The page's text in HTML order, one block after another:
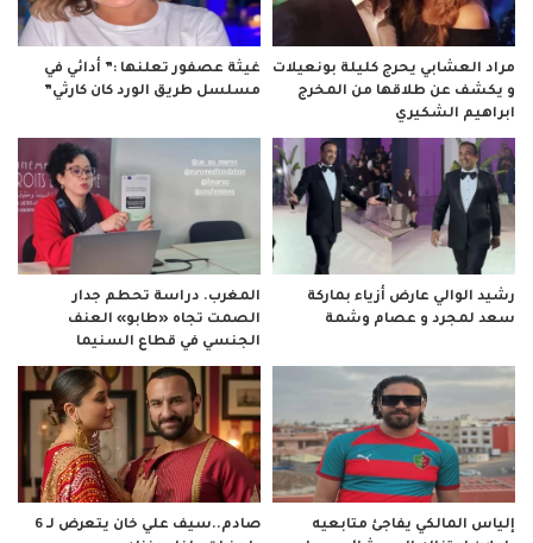
مراد العشابي يحرج كليلة بونعيلات
و يكشف عن طلاقها من المخرج
ابراهيم الشكيري
غيثة عصفور تعلنها :” أدائي في
مسلسل طريق الورد كان كارثي”
رشيد الوالي عارض أزياء بماركة
سعد لمجرد و عصام وشمة
المغرب. دراسة تحطم جدار
الصمت تجاه «طابو» العنف
الجنسي في قطاع السنيما
إلياس المالكي يفاجئ متابعيه
صادم..سيف علي خان يتعرض لـ 6